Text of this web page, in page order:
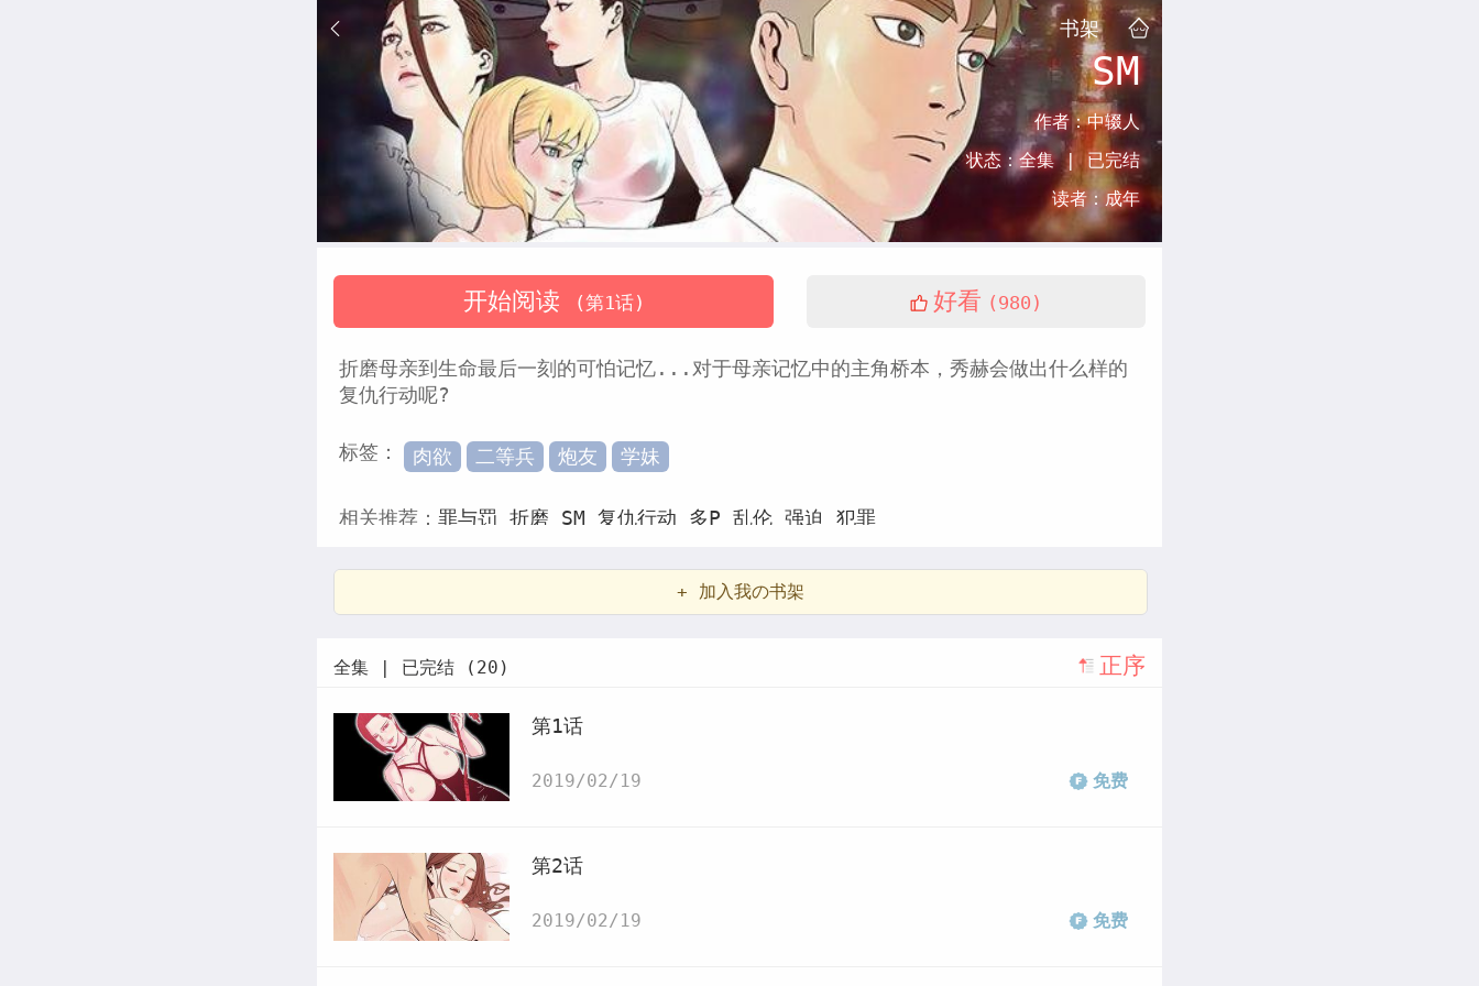
书架
SM
作者：中辍人
状态：全集 | 已完结
读者： 成年
开始阅读 (第1话) 好看 (980)
折磨母亲到生命最后一刻的可怕记忆...对于母亲记忆中的主角桥本，秀赫会做出什么样的
复仇行动呢?
标签： 肉欲 二等兵 炮友 学妹
相关推荐： 罪与罚 折磨 SM 复仇行动 多P 乱伦 强迫 犯罪
+ 加入我の书架
全集 | 已完结 (20) 正序
第1话
2019/02/19 免费
第2话
2019/02/19 免费